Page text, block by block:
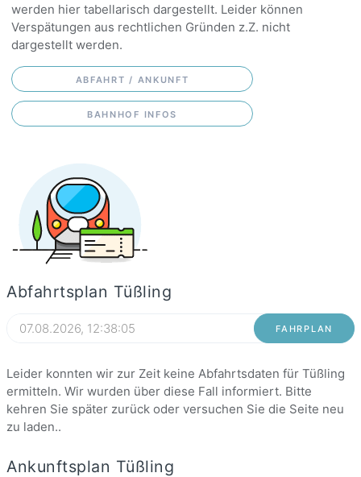
werden hier tabellarisch dargestellt. Leider können
Verspätungen aus rechtlichen Gründen z.Z. nicht
dargestellt werden.
ABFAHRT / ANKUNFT
BAHNHOF INFOS
Abfahrtsplan Tüßling
FAHRPLAN
Leider konnten wir zur Zeit keine Abfahrtsdaten für Tüßling
ermitteln. Wir wurden über diese Fall informiert. Bitte
kehren Sie später zurück oder versuchen Sie die Seite neu
zu laden..
Ankunftsplan Tüßling